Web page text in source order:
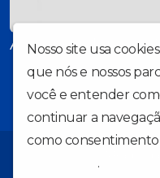
Aimoré goleia o
Nosso site usa
que nós e nossos
você e entender
continuar a
como consentimento
.